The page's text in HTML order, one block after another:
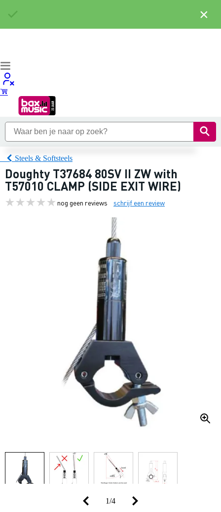
Steels & Softsteels
Doughty T37684 80SV II ZW with
T57010 CLAMP (SIDE EXIT WIRE)
nog geen reviews schrijf een review
1/4
×